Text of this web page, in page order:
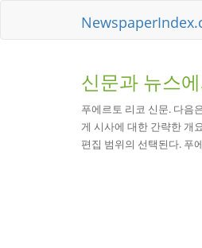
신문과 뉴스
푸에르토 리코 신문. 다음
게 시사에 대한 간략한 개
편집 범위의 선택된다. 푸